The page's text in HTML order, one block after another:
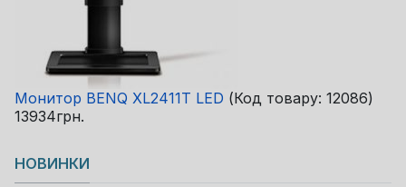
Монитор BENQ XL2411T LED (Код товару: 12086)
13934грн.
НОВИНКИ